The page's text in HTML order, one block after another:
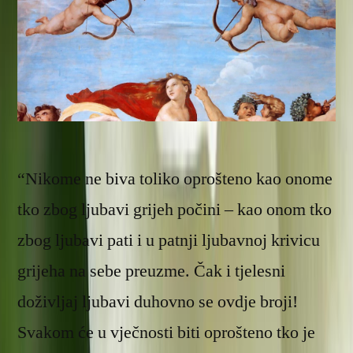
“Nikome ne biva toliko oprošteno kao onome
tko zbog ljubavi grijeh počini – kao onom tko
zbog ljubavi pati i u patnji ljubavnoj krivicu
grijeha na sebe preuzme. Čak i tjelesni
doživljaj ljubavi duhovno se ovdje broji!
Svakom će u vječnosti biti oprošteno tko je